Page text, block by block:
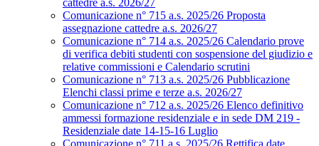
cattedre a.s. 2026/27
Comunicazione n° 715 a.s. 2025/26 Proposta
assegnazione cattedre a.s. 2026/27
Comunicazione n° 714 a.s. 2025/26 Calendario prove
di verifica debiti studenti con sospensione del giudizio e
relative commissioni e Calendario scrutini
Comunicazione n° 713 a.s. 2025/26 Pubblicazione
Elenchi classi prime e terze a.s. 2026/27
Comunicazione n° 712 a.s. 2025/26 Elenco definitivo
ammessi formazione residenziale e in sede DM 219 -
Residenziale date 14-15-16 Luglio